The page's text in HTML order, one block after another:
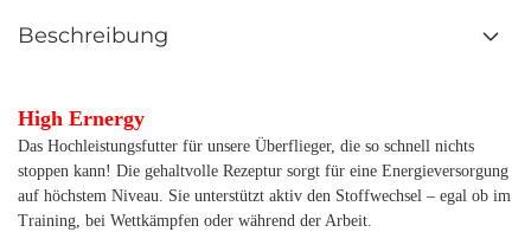
Beschreibung
High Ernergy
Das Hochleistungsfutter für unsere Überflieger, die so schnell nichts
stoppen kann! Die gehaltvolle Rezeptur sorgt für eine Energieversorgung
auf höchstem Niveau. Sie unterstützt aktiv den Stoffwechsel – egal ob im
Training, bei Wettkämpfen oder während der Arbeit.